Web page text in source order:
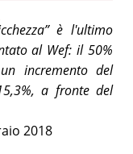
è l'ultimo
al Wef: il 50%
incremento del
a fronte del
2018